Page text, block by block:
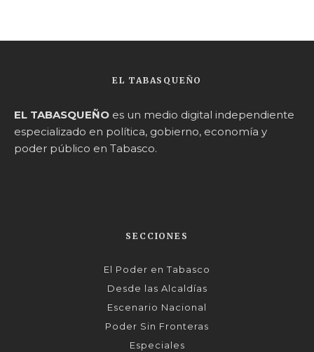
EL TABASQUEÑO
EL TABASQUEÑO es un medio digital independiente
especializado en política, gobierno, economía y
poder público en Tabasco.
SECCIONES
El Poder en Tabasco
Desde las Alcaldías
Escenario Nacional
Poder Sin Fronteras
Especiales